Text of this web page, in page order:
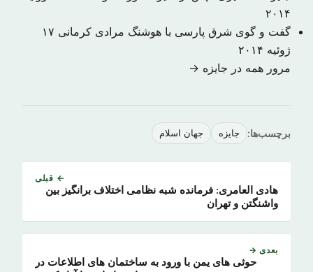
۲۰۱۴
گفت و گوی شرق پارسی با هوشنگ مرادی کرمانی ۱۷
ژوئیه ۲۰۱۴
مرور همه در جایزه →
برچسب‌ها: جایزه جهان اسلام
← قبلی
هادی العامری: فرمانده شبه نظامی اختلاف برانگیز بین
واشنگتن و تهران
بعدی →
حوثی های یمن با ورود به ساختمان های اطلاعات در